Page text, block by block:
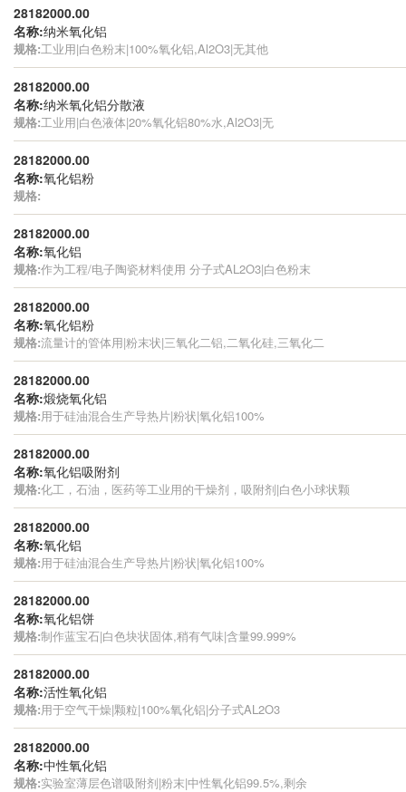
28182000.00
名称:纳米氧化铝
规格:工业用|白色粉末|100%氧化铝,Al2O3|无其他
28182000.00
名称:纳米氧化铝分散液
规格:工业用|白色液体|20%氧化铝80%水,Al2O3|无
28182000.00
名称:氧化铝粉
规格:
28182000.00
名称:氧化铝
规格:作为工程/电子陶瓷材料使用 分子式AL2O3|白色粉末
28182000.00
名称:氧化铝粉
规格:流量计的管体用|粉末状|三氧化二铝,二氧化硅,三氧化二
28182000.00
名称:煅烧氧化铝
规格:用于硅油混合生产导热片|粉状|氧化铝100%
28182000.00
名称:氧化铝吸附剂
规格:化工，石油，医药等工业用的干燥剂，吸附剂|白色小球状颗
28182000.00
名称:氧化铝
规格:用于硅油混合生产导热片|粉状|氧化铝100%
28182000.00
名称:氧化铝饼
规格:制作蓝宝石|白色块状固体,稍有气味|含量99.999%
28182000.00
名称:活性氧化铝
规格:用于空气干燥|颗粒|100%氧化铝|分子式AL2O3
28182000.00
名称:中性氧化铝
规格:实验室薄层色谱吸附剂|粉末|中性氧化铝99.5%,剩余